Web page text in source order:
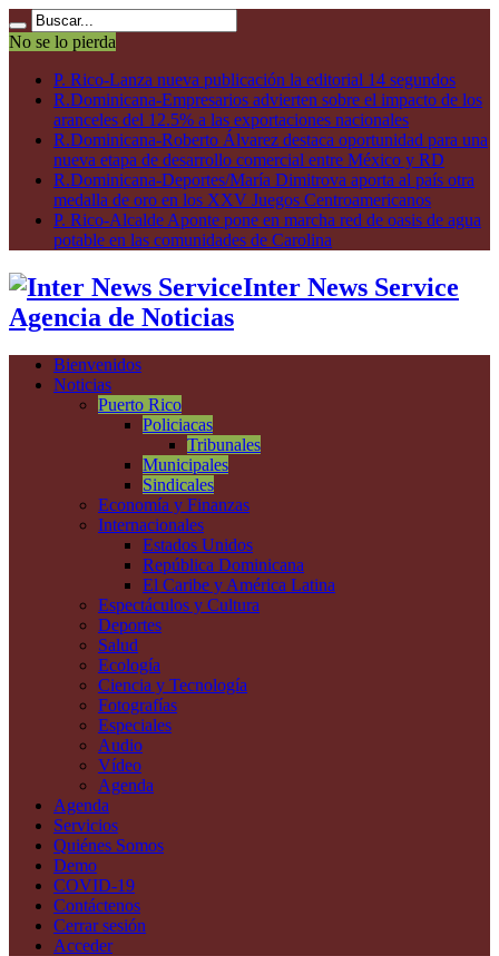
No se lo pierda
P. Rico-Lanza nueva publicación la editorial 14 segundos
R.Dominicana-Empresarios advierten sobre el impacto de los
aranceles del 12.5% a las exportaciones nacionales
R.Dominicana-Roberto Álvarez destaca oportunidad para una
nueva etapa de desarrollo comercial entre México y RD
R.Dominicana-Deportes/María Dimitrova aporta al país otra
medalla de oro en los XXV Juegos Centroamericanos
P. Rico-Alcalde Aponte pone en marcha red de oasis de agua
potable en las comunidades de Carolina
Inter News Service
Agencia de Noticias
Bienvenidos
Noticias
Puerto Rico
Policiacas
Tribunales
Municipales
Sindicales
Economía y Finanzas
Internacionales
Estados Unidos
República Dominicana
El Caribe y América Latina
Espectáculos y Cultura
Deportes
Salud
Ecología
Ciencia y Tecnología
Fotografías
Especiales
Audio
Vídeo
Agenda
Agenda
Servicios
Quiénes Somos
Demo
COVID-19
Contáctenos
Cerrar sesión
Acceder